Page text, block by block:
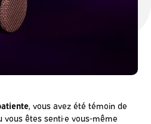
, vous avez été témoin de
êtes senti·e vous-même